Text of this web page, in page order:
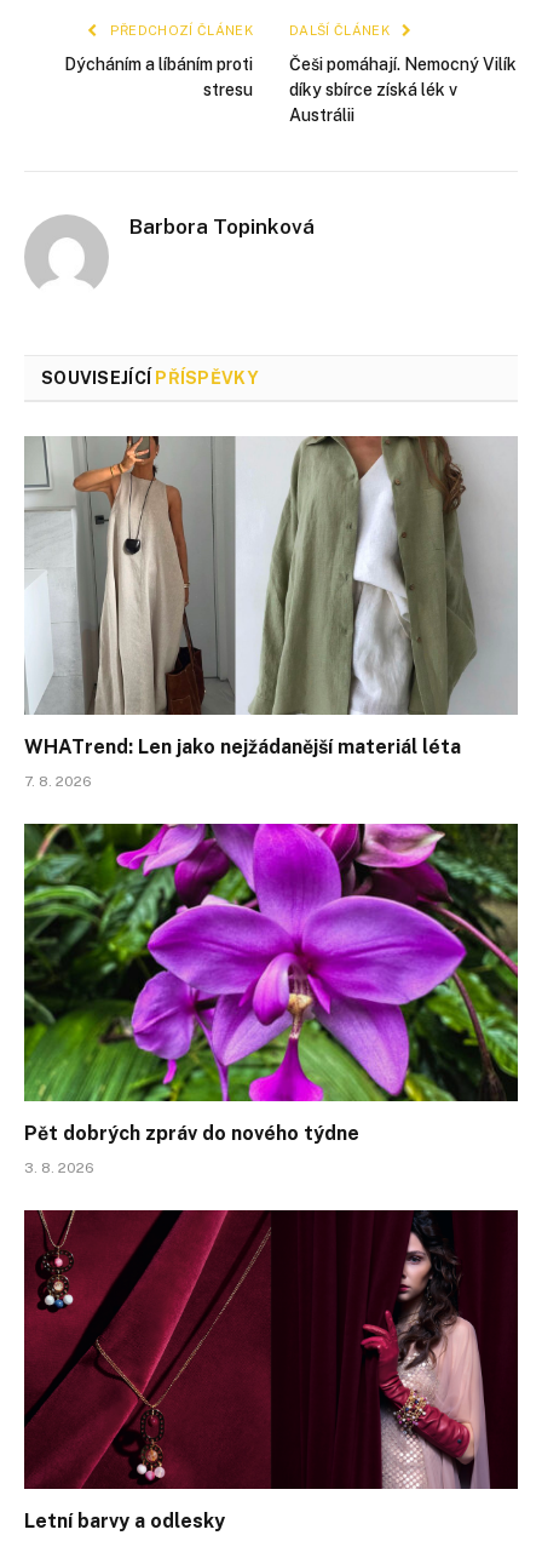
PŘEDCHOZÍ ČLÁNEK
Dýcháním a líbáním proti
stresu
DALŠÍ ČLÁNEK
Češi pomáhají. Nemocný Vilík
díky sbírce získá lék v
Austrálii
Barbora Topinková
SOUVISEJÍCÍ PŘÍSPĚVKY
WHATrend: Len jako nejžádanější materiál léta
7. 8. 2026
Pět dobrých zpráv do nového týdne
3. 8. 2026
Letní barvy a odlesky